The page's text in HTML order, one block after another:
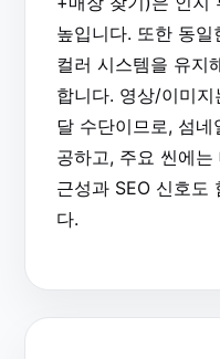
높입니다. 또한 동
컬러 시스템을 유지
합니다. 영상/이미
달 수단이므로, 섬
공하고, 주요 씬에
근성과 SEO 신호도
다.